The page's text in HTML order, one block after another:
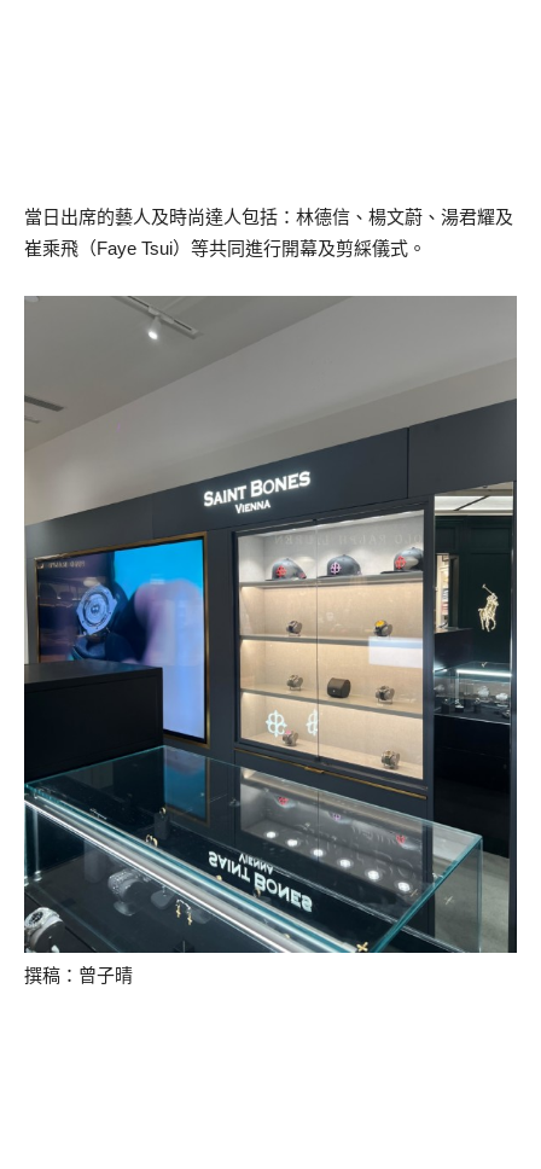
當日出席的藝人及時尚達人包括：林德信、楊文蔚、湯君耀及
崔乘飛（Faye Tsui）等共同進行開幕及剪綵儀式。
撰稿：曾子晴